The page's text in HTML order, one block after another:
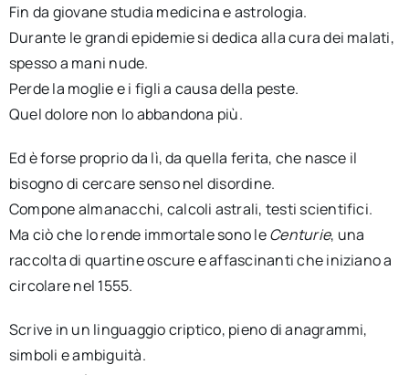
Fin da giovane studia medicina e astrologia.
Durante le grandi epidemie si dedica alla cura dei malati,
spesso a mani nude.
Perde la moglie e i figli a causa della peste.
Quel dolore non lo abbandona più.
Ed è forse proprio da lì, da quella ferita, che nasce il
bisogno di cercare senso nel disordine.
Compone almanacchi, calcoli astrali, testi scientifici.
Ma ciò che lo rende immortale sono leCenturie, una
raccolta di quartine oscure e affascinanti che iniziano a
circolare nel 1555.
Scrive in un linguaggio criptico, pieno di anagrammi,
simboli e ambiguità.